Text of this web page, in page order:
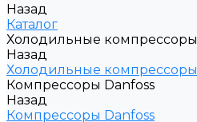
Назад
Каталог
Холодильные компрессоры
Назад
Холодильные компрессоры
Компрессоры Danfoss
Назад
Компрессоры Danfoss